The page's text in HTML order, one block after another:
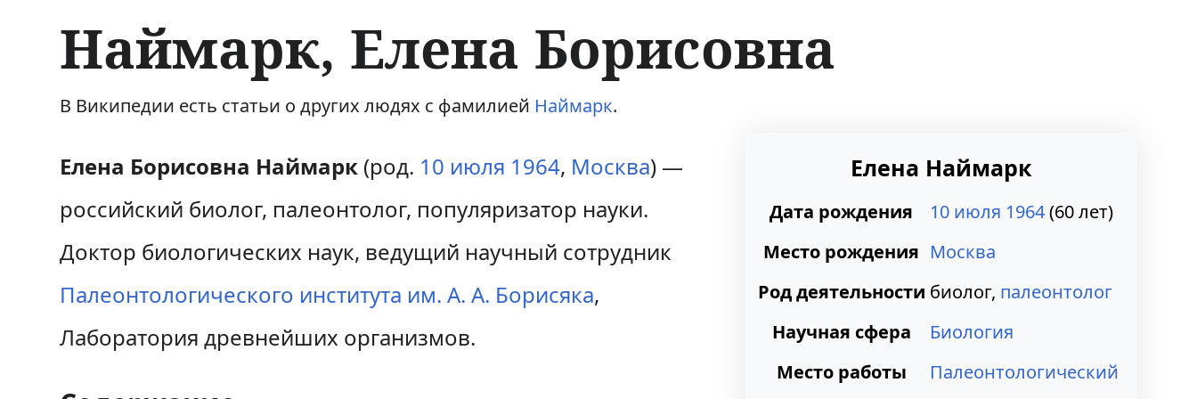
Наймарк, Елена Борисовна
П
р
е
й
т
н
П
р
е
й
т
п
В Википедии есть статьи о других людях с фамилией Наймарк.
Елена Наймарк
Дата рождения 10 июля 1964(60 лет)
Место рождения Москва
Род деятельности биолог, палеонтолог
Научная сфера
Биология
Место работы
Палеонтологический
Елена Борисовна Наймарк (род. 10 июля 1964, Москва) —
российский биолог, палеонтолог, популяризатор науки.
Доктор биологических наук, ведущий научный сотрудник
Палеонтологического института им. А. А. Борисяка,
Лаборатория древнейших организмов.